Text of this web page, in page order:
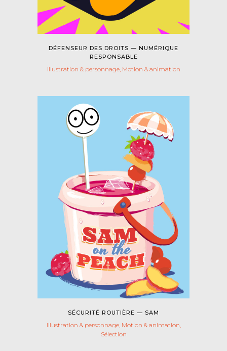
DÉFENSEUR DES DROITS — NUMÉRIQUE
RESPONSABLE
Illustration & personnage, Motion & animation
SÉCURITÉ ROUTIÈRE — SAM
Illustration & personnage, Motion & animation,
Sélection